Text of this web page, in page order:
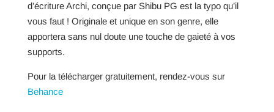
d’écriture Archi, conçue par Shibu PG est la typo qu’il
vous faut ! Originale et unique en son genre, elle
apportera sans nul doute une touche de gaieté à vos
supports.
Pour la télécharger gratuitement, rendez-vous sur
Behance